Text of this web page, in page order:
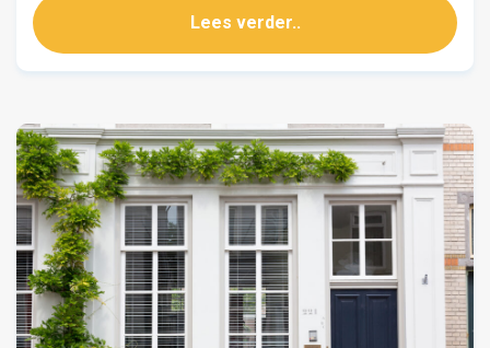
Lees verder..